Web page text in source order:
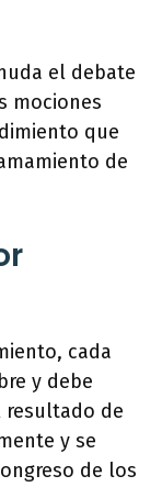
el debate
mociones
que
de
cada
y debe
resultado de
y se
de los